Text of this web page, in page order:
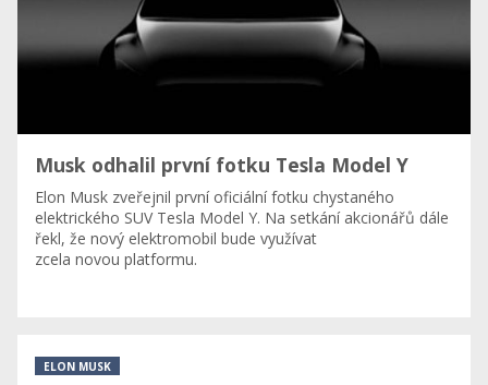
Musk odhalil první fotku Tesla Model Y
Elon Musk zveřejnil první oficiální fotku chystaného
elektrického SUV Tesla Model Y. Na setkání akcionářů dále
řekl, že nový elektromobil bude využívat
zcela novou platformu.
ELON MUSK